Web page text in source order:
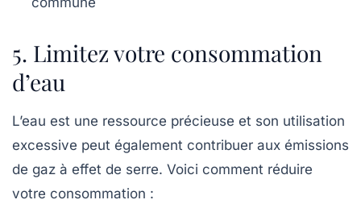
5. Limitez votre consommation
d’eau
L’eau est une ressource précieuse et son utilisation
excessive peut également contribuer aux émissions
de gaz à effet de serre. Voici comment réduire
votre consommation :